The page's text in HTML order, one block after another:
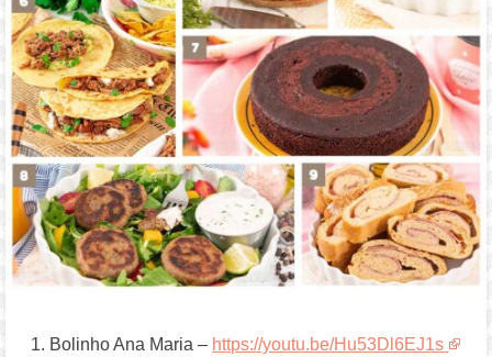
Bolinho Ana Maria – https://youtu.be/Hu53Dl6EJ1s